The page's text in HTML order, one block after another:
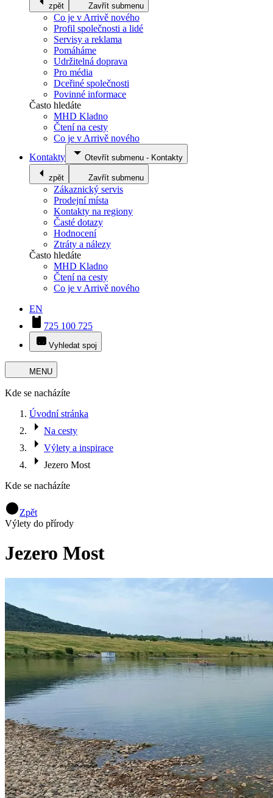
zpět Zavřít submenu
Co je v Arrivě nového
Profil společnosti a lidé
Servisy a reklama
Pomáháme
Udržitelná doprava
Pro média
Dceřiné společnosti
Povinné informace
Často hledáte
MHD Kladno
Čtení na cesty
Co je v Arrivě nového
Kontakty
Otevřít submenu - Kontakty
zpět Zavřít submenu
Zákaznický servis
Prodejní místa
Kontakty na regiony
Časté dotazy
Hodnocení
Ztráty a nálezy
Často hledáte
MHD Kladno
Čtení na cesty
Co je v Arrivě nového
EN
725 100 725
Vyhledat spoj
MENU
Kde se nacházíte
Úvodní stránka
Na cesty
Výlety a inspirace
Jezero Most
Kde se nacházíte
Zpět
Výlety do přírody
Jezero Most